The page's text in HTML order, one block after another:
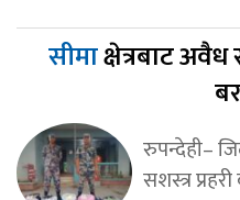
सीमाक्षेत्रबाट
रुपन्देही–
सशस्त्र